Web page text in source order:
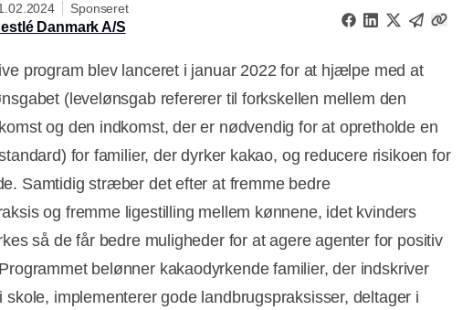
Sponseret
Danmark A/S
program blev lanceret i januar 2022 for at hjælpe med at
(levelønsgab refererer til forkskellen mellem den
og den indkomst, der er nødvendig for at opretholde en
for familier, der dyrker kakao, og reducere risikoen for
Samtidig stræber det efter at fremme bedre
og fremme ligestilling mellem kønnene, idet kvinders
så de får bedre muligheder for at agere agenter for positiv
belønner kakaodyrkende familier, der indskriver
skole, implementerer gode landbrugspraksisser, deltager i